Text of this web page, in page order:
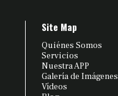
Site Map
Quiénes Somos
Servicios
Nuestra APP
Galería de Imágenes
Vídeos